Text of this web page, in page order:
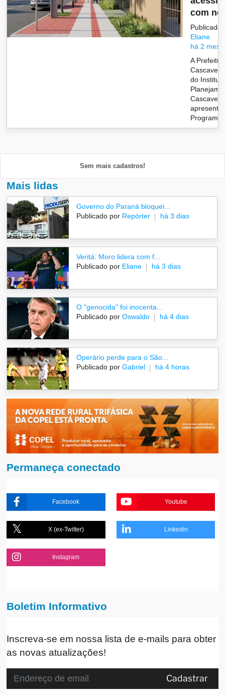
com
Publicado
Eliane
há 2
A
Cascavel,
do
Cascavel
Programa
Sem mais cadastros!
Mais lidas
Governo do Paraná bloquei...
Publicado por Repórter há 3 dias
Veritá: Moro lidera com f...
Publicado por Eliane há 3 dias
O "genocida" foi inocenta...
Publicado por Oswaldo há 4 dias
Operário perde para o São...
Publicado por Gabriel há 4 horas
Permaneça conectado
Facebook Youtube
X (ex-Twitter) Linkedin
Instagram
Boletim Informativo
Inscreva-se em nossa lista de e-mails para obter
as novas atualizações!
Cadastrar